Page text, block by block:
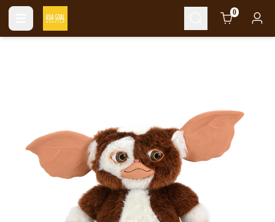
Cart 0